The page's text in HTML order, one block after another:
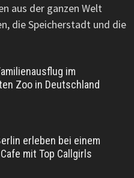
aus der ganzen Welt
die Speicherstadt und die
im
Zoo in Deutschland
erleben bei einem
mit Top Callgirls